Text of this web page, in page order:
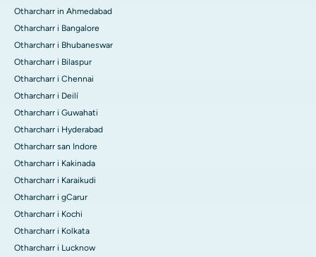
Otharcharr in Ahmedabad
Otharcharr i Bangalore
Otharcharr i Bhubaneswar
Otharcharr i Bilaspur
Otharcharr i Chennai
Otharcharr i Deilí
Otharcharr i Guwahati
Otharcharr i Hyderabad
Otharcharr san Indore
Otharcharr i Kakinada
Otharcharr i Karaikudi
Otharcharr i gCarur
Otharcharr i Kochi
Otharcharr i Kolkata
Otharcharr i Lucknow